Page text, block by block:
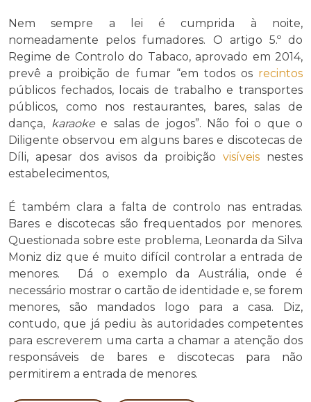
Nem sempre a lei é cumprida à noite,
nomeadamente pelos fumadores. O artigo 5.º do
Regime de Controlo do Tabaco, aprovado em 2014,
prevê a proibição de fumar “em todos os recintos
públicos fechados, locais de trabalho e transportes
públicos, como nos restaurantes, bares, salas de
dança, karaokee salas de jogos”. Não foi o que o
Diligente observou em alguns bares e discotecas de
Díli, apesar dos avisos da proibição visíveis nestes
estabelecimentos,
É também clara a falta de controlo nas entradas.
Bares e discotecas são frequentados por menores.
Questionada sobre este problema, Leonarda da Silva
Moniz diz que é muito difícil controlar a entrada de
menores. Dá o exemplo da Austrália, onde é
necessário mostrar o cartão de identidade e, se forem
menores, são mandados logo para a casa. Diz,
contudo, que já pediu às autoridades competentes
para escreverem uma carta a chamar a atenção dos
responsáveis de bares e discotecas para não
permitirem a entrada de menores.